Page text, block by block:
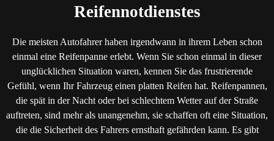
Reifennotdienstes
Die meisten Autofahrer haben irgendwann in ihrem Leben schon
einmal eine Reifenpanne erlebt. Wenn Sie schon einmal in dieser
unglücklichen Situation waren, kennen Sie das frustrierende
Gefühl, wenn Ihr Fahrzeug einen platten Reifen hat. Reifenpannen,
die spät in der Nacht oder bei schlechtem Wetter auf der Straße
auftreten, sind mehr als unangenehm, sie schaffen oft eine Situation,
die die Sicherheit des Fahrers ernsthaft gefährden kann. Es gibt